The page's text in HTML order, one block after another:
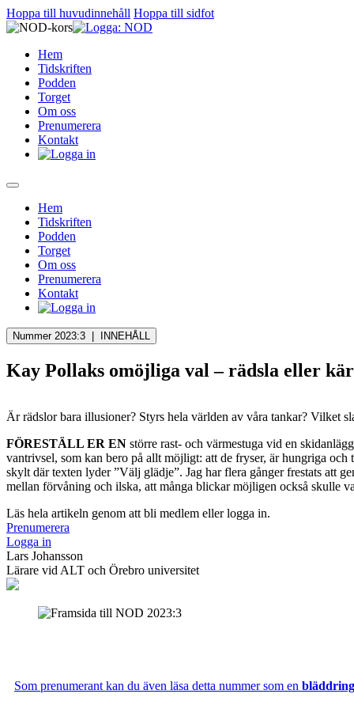
Hoppa till huvudinnehåll Hoppa till sidfot
Hem
Tidskriften
Podden
Torget
Om oss
Prenumerera
Kontakt
Hem
Tidskriften
Podden
Torget
Om oss
Prenumerera
Kontakt
Nummer 2023:3 | INNEHÅLL
Kay Pollaks omöjliga val – rädsla eller
Är rädslor bara illusioner? Styrs hela världen av våra tankar? Vilket
FÖRESTÄLL ER EN större rast- och värmestuga vid en
vantrivsel, som kan bero på allt möjligt: att de fryser, är hungriga
skylt där texten lyder ”Välj glädje”. Jag har flera gånger frestats att
mellan förvåning och ilska, att många blickar möjligen också skulle
Läs hela artikeln genom att bli medlem eller logga in.
Prenumerera
Logga in
Lars Johansson
Lärare vid ALT och Örebro universitet
Som prenumerant kan du även läsa detta nummer som en